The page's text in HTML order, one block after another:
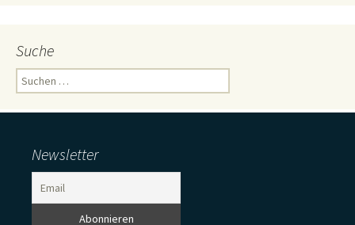
Suche
Suchen
nach:
Newsletter